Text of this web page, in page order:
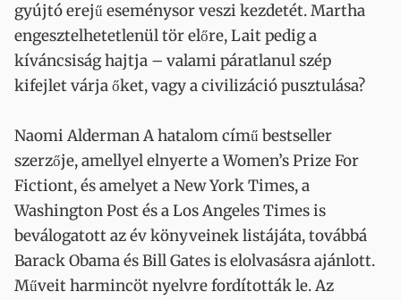
gyújtó erejű eseménysor veszi kezdetét. Martha
engesztelhetetlenül tör előre, Lait pedig a
kíváncsiság hajtja – valami páratlanul szép
kifejlet várja őket, vagy a civilizáció pusztulása?
Naomi Alderman A hatalom című bestseller
szerzője, amellyel elnyerte a Women’s Prize For
Fictiont, és amelyet a New York Times, a
Washington Post és a Los Angeles Times is
beválogatott az év könyveinek listájáta, továbbá
Barack Obama és Bill Gates is elolvasásra ajánlott.
Műveit harmincöt nyelvre fordították le. Az